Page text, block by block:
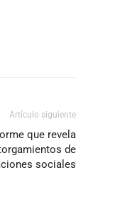
Artículo siguiente
que revela
de
sociales